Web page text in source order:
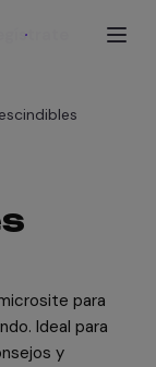
para
Ideal para
y